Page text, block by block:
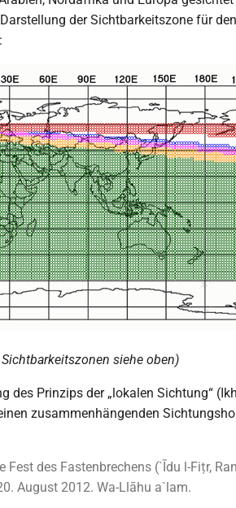
der Sichtbarkeitszone für
siehe oben)
des Prinzips der „lokalen Sichtung“
zusammenhängenden
Fest des Fastenbrechens (`Īdu l-Fiṭr,
August 2012. Wa-Llāhu a`lam.